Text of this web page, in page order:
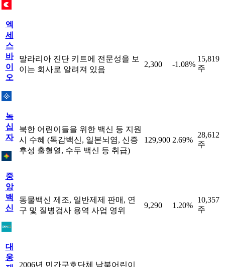
엑
세
스
바
이
오
말라리아 진단 키트에 전문성을 보
이는 회사로 알려져 있음
2,300 -1.08%
15,819
주
녹
십
자
북한 어린이들을 위한 백신 등 지원
시 수혜 (독감백신, 일본뇌염, 신증
후성 출혈열, 수두 백신 등 취급)
129,900 2.69%
28,612
주
중
앙
백
신
동물백신 제조, 일반제제 판매, 연
구 및 질병검사 용역 사업 영위
9,290 1.20%
10,357
주
대
웅
2006년 민간구호단체 남북어린이